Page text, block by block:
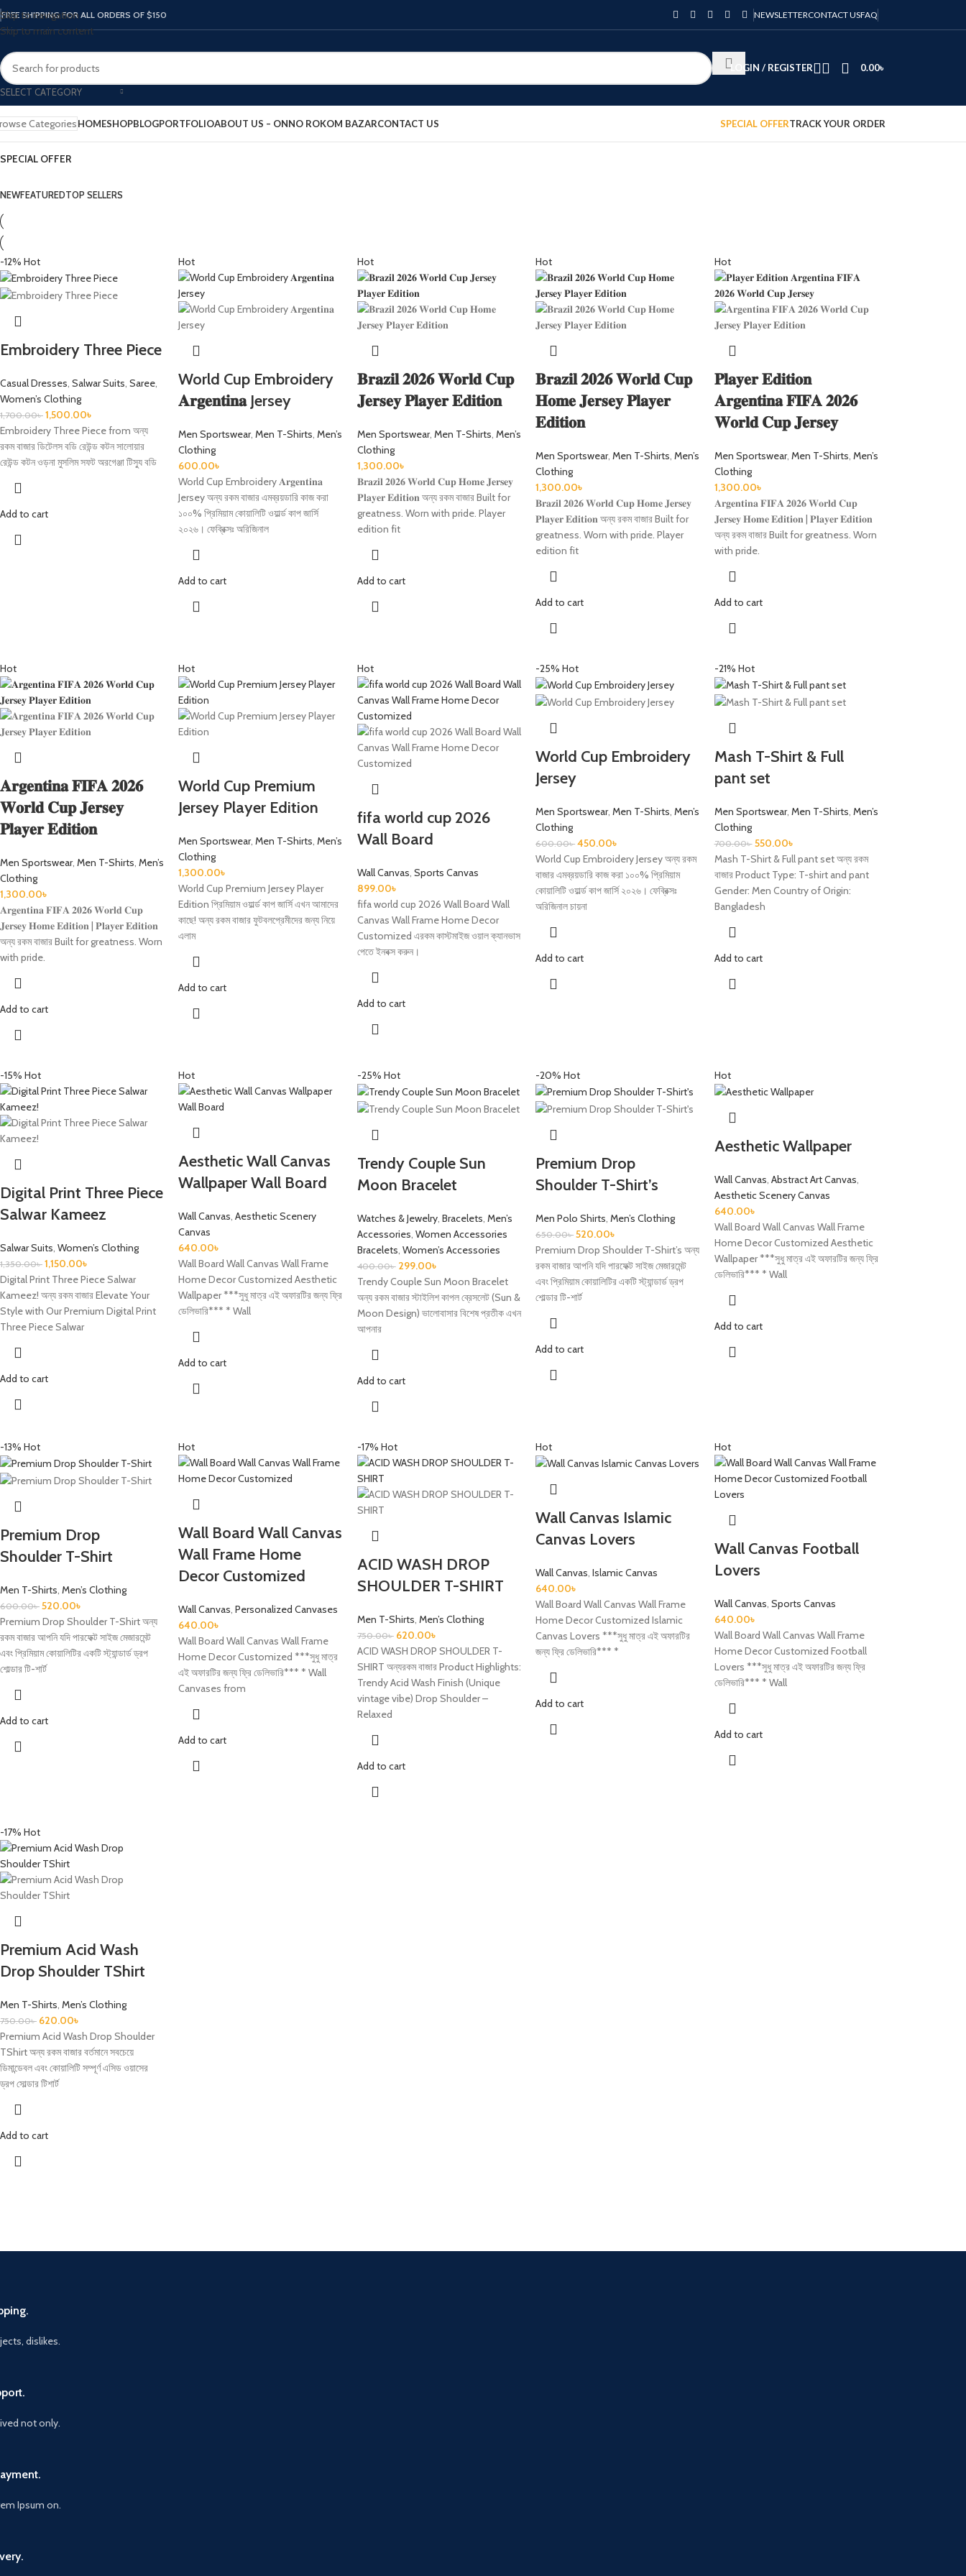
Skip to navigation
Skip to main content
FREE SHIPPING FOR ALL ORDERS OF $150 NEWSLETTERCONTACT USFAQ
SELECT CATEGORY
LOGIN / REGISTER 0.00৳
CategoriesHOMESHOPBLOGPORTFOLIOABOUT US – ONNO ROKOM BAZARCONTACT US SPECIAL OFFERTRACK YOUR ORDER
SPECIAL OFFER
NEWFEATUREDTOP SELLERS
-12% Hot
Embroidery Three Piece
Casual Dresses, Salwar Suits, Saree,
Women’s Clothing
1,700.00৳ 1,500.00৳
Embroidery Three Piece from অন্য
রকম বাজার ডিটেলস বডি রেউন্ড কটন সালোয়ার
রেউন্ড কটন ওড়না মুসলিম সফট অরগেঞ্জা টিস্যু বডি
Add to cart
Hot
World Cup Embroidery
𝐀𝐫𝐠𝐞𝐧𝐭𝐢𝐧𝐚 Jersey
Men Sportswear, Men T-Shirts Men’s
Clothing
600.00৳
World Cup Embroidery 𝐀𝐫𝐠𝐞𝐧𝐭𝐢𝐧𝐚
Jersey অন্য রকম বাজার এমব্রয়ডারি কাজ করা
১০০% প্রিমিয়াম কোয়ালিটি ওয়ার্ল্ড কাপ জার্সি
২০২৬। ফেব্রিক্সঃ অরিজিনাল
Add to cart
Hot
𝐁𝐫𝐚𝐳𝐢𝐥 𝟐𝟎𝟐𝟔 𝐖𝐨𝐫𝐥𝐝 𝐂𝐮𝐩
𝐉𝐞𝐫𝐬𝐞𝐲 𝐏𝐥𝐚𝐲𝐞𝐫 𝐄𝐝𝐢𝐭𝐢𝐨𝐧
Men Sportswear, Men T-Shirts Men’s
Clothing
1,300.00৳
𝐁𝐫𝐚𝐳𝐢𝐥 𝟐𝟎𝟐𝟔 𝐖𝐨𝐫𝐥𝐝 𝐂𝐮𝐩 𝐇𝐨𝐦𝐞 𝐉𝐞𝐫𝐬𝐞𝐲
𝐏𝐥𝐚𝐲𝐞𝐫 𝐄𝐝𝐢𝐭𝐢𝐨𝐧 অন্য রকম বাজার Built for
greatness. Worn with pride. Player
edition fit
Add to cart
Hot
𝐁𝐫𝐚𝐳𝐢𝐥 𝟐𝟎𝟐𝟔 𝐖𝐨𝐫𝐥𝐝 𝐂𝐮𝐩
𝐇𝐨𝐦𝐞 𝐉𝐞𝐫𝐬𝐞𝐲 𝐏𝐥𝐚𝐲𝐞𝐫
𝐄𝐝𝐢𝐭𝐢𝐨𝐧
Men Sportswear, Men T-Shirts Men’s
Clothing
1,300.00৳
𝐁𝐫𝐚𝐳𝐢𝐥 𝟐𝟎𝟐𝟔 𝐖𝐨𝐫𝐥𝐝 𝐂𝐮𝐩 𝐇𝐨𝐦𝐞 𝐉𝐞𝐫𝐬𝐞𝐲
𝐏𝐥𝐚𝐲𝐞𝐫 𝐄𝐝𝐢𝐭𝐢𝐨𝐧 অন্য রকম বাজার Built for
greatness. Worn with pride. Player
edition fit
Add to cart
Hot
𝐏𝐥𝐚𝐲𝐞𝐫 𝐄𝐝𝐢𝐭𝐢𝐨𝐧
𝐀𝐫𝐠𝐞𝐧𝐭𝐢𝐧𝐚 𝐅𝐈𝐅𝐀 𝟐𝟎𝟐𝟔
𝐖𝐨𝐫𝐥𝐝 𝐂𝐮𝐩 𝐉𝐞𝐫𝐬𝐞𝐲
Men Sportswear, Men T-Shirts Men’s
Clothing
1,300.00৳
𝐀𝐫𝐠𝐞𝐧𝐭𝐢𝐧𝐚 𝐅𝐈𝐅𝐀 𝟐𝟎𝟐𝟔 𝐖𝐨𝐫𝐥𝐝 𝐂𝐮𝐩
𝐉𝐞𝐫𝐬𝐞𝐲 𝐇𝐨𝐦𝐞 𝐄𝐝𝐢𝐭𝐢𝐨𝐧 | 𝐏𝐥𝐚𝐲𝐞𝐫 𝐄𝐝𝐢𝐭𝐢𝐨𝐧
অন্য রকম বাজার Built for greatness. Worn
with pride.
Add to cart
Hot
𝐀𝐫𝐠𝐞𝐧𝐭𝐢𝐧𝐚 𝐅𝐈𝐅𝐀 𝟐𝟎𝟐𝟔
𝐖𝐨𝐫𝐥𝐝 𝐂𝐮𝐩 𝐉𝐞𝐫𝐬𝐞𝐲
𝐏𝐥𝐚𝐲𝐞𝐫 𝐄𝐝𝐢𝐭𝐢𝐨𝐧
Men Sportswear, Men T-Shirts Men’s
Clothing
1,300.00৳
𝐀𝐫𝐠𝐞𝐧𝐭𝐢𝐧𝐚 𝐅𝐈𝐅𝐀 𝟐𝟎𝟐𝟔 𝐖𝐨𝐫𝐥𝐝 𝐂𝐮𝐩
𝐉𝐞𝐫𝐬𝐞𝐲 𝐇𝐨𝐦𝐞 𝐄𝐝𝐢𝐭𝐢𝐨𝐧 | 𝐏𝐥𝐚𝐲𝐞𝐫 𝐄𝐝𝐢𝐭𝐢𝐨𝐧
অন্য রকম বাজার Built for greatness. Worn
with pride.
Add to cart
Hot
World Cup Premium
Jersey Player Edition
Men Sportswear, Men T-Shirts Men’s
Clothing
1,300.00৳
World Cup Premium Jersey Player
Edition প্রিমিয়াম ওয়ার্ল্ড কাপ জার্সি এখন আমাদের
কাছে! অন্য রকম বাজার ফুটবলপ্রেমীদের জন্য নিয়ে
এলাম
Add to cart
Hot
fifa world cup 2026
Wall Board
Wall Canvas Sports Canvas
899.00৳
fifa world cup 2026 Wall Board Wall
Canvas Wall Frame Home Decor
Customized এরকম কাস্টমাইজ ওয়াল ক্যানভাস
পেতে ইনবক্স করুন।
Add to cart
-25% Hot
World Cup Embroidery
Jersey
Men Sportswear, Men T-Shirts, Men’s
Clothing
600.00৳ 450.00৳
World Cup Embroidery Jersey অন্য রকম
বাজার এমব্রয়ডারি কাজ করা ১০০% প্রিমিয়াম
কোয়ালিটি ওয়ার্ল্ড কাপ জার্সি ২০২৬। ফেব্রিক্সঃ
অরিজিনাল চায়না
Add to cart
-21% Hot
Mash T-Shirt & Full
pant set
Men Sportswear, Men T-Shirts, Men’s
Clothing
700.00৳ 550.00৳
Mash T-Shirt & Full pant set অন্য রকম
বাজার Product Type: T-shirt and pant
Gender: Men Country of Origin:
Bangladesh
Add to cart
-15% Hot
Digital Print Three Piece
Salwar Kameez
Salwar Suits Women’s Clothing
1,350.00৳ 1,150.00৳
Digital Print Three Piece Salwar
Kameez! অন্য রকম বাজার Elevate Your
Style with Our Premium Digital Print
Three Piece Salwar
Add to cart
Hot
Aesthetic Wall Canvas
Wallpaper Wall Board
Wall Canvas Aesthetic Scenery
Canvas
640.00৳
Wall Board Wall Canvas Wall Frame
Home Decor Customized Aesthetic
Wallpaper ***সুধু মাত্র এই অফারটির জন্য ফ্রি
ডেলিভারি*** * Wall
Add to cart
-25% Hot
Trendy Couple Sun
Moon Bracelet
Watches & Jewelry, Bracelets, Men’s
Accessories, Women Accessories
Bracelets, Women’s Accessories
400.00৳ 299.00৳
Trendy Couple Sun Moon Bracelet
অন্য রকম বাজার স্টাইলিশ কাপল ব্রেসলেট (Sun &
Moon Design) ভালোবাসার বিশেষ প্রতীক এখন
আপনার
Add to cart
-20% Hot
Premium Drop
Shoulder T-Shirt’s
Men Polo Shirts, Men’s Clothing
650.00৳ 520.00৳
Premium Drop Shoulder T-Shirt’s অন্য
রকম বাজার আপনি যদি পারফেক্ট সাইজ মেজারমেন্ট
এবং প্রিমিয়াম কোয়ালিটির একটি স্ট্যান্ডার্ড ড্রপ
শোল্ডার টি-শার্ট
Add to cart
Hot
Aesthetic Wallpaper
Wall Canvas, Abstract Art Canvas,
Aesthetic Scenery Canvas
640.00৳
Wall Board Wall Canvas Wall Frame
Home Decor Customized Aesthetic
Wallpaper ***সুধু মাত্র এই অফারটির জন্য ফ্রি
ডেলিভারি*** * Wall
Add to cart
-13% Hot
Premium Drop
Shoulder T-Shirt
Men T-Shirts, Men’s Clothing
600.00৳ 520.00৳
Premium Drop Shoulder T-Shirt অন্য
রকম বাজার আপনি যদি পারফেক্ট সাইজ মেজারমেন্ট
এবং প্রিমিয়াম কোয়ালিটির একটি স্ট্যান্ডার্ড ড্রপ
শোল্ডার টি-শার্ট
Add to cart
Hot
Wall Board Wall Canvas
Wall Frame Home
Decor Customized
Wall Canvas, Personalized Canvases
640.00৳
Wall Board Wall Canvas Wall Frame
Home Decor Customized ***সুধু মাত্র
এই অফারটির জন্য ফ্রি ডেলিভারি*** * Wall
Canvases from
Add to cart
-17% Hot
ACID WASH DROP
SHOULDER T-SHIRT
Men T-Shirts, Men’s Clothing
750.00৳ 620.00৳
ACID WASH DROP SHOULDER T-
SHIRT অন্যরকম বাজার Product Highlights:
Trendy Acid Wash Finish (Unique
vintage vibe) Drop Shoulder –
Relaxed
Add to cart
Hot
Wall Canvas Islamic
Canvas Lovers
Wall Canvas, Islamic Canvas
640.00৳
Wall Board Wall Canvas Wall Frame
Home Decor Customized Islamic
Canvas Lovers ***সুধু মাত্র এই অফারটির
জন্য ফ্রি ডেলিভারি*** *
Add to cart
Hot
Wall Canvas Football
Lovers
Wall Canvas, Sports Canvas
640.00৳
Wall Board Wall Canvas Wall Frame
Home Decor Customized Football
Lovers ***সুধু মাত্র এই অফারটির জন্য ফ্রি
ডেলিভারি*** * Wall
Add to cart
-17% Hot
Premium Acid Wash
Drop Shoulder TShirt
Men T-Shirts, Men’s Clothing
750.00৳ 620.00৳
Premium Acid Wash Drop Shoulder
TShirt অন্য রকম বাজার বর্তমানে সবচেয়ে
ডিমান্ডেবল এবং কোয়ালিটি সম্পূর্ণ এসিড ওয়াসের
ড্রপ সোল্ডার টিশার্ট
Add to cart
dislikes.
not only.
Ipsum on.